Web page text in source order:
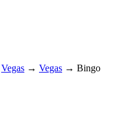
Vegas → Vegas → Bingo